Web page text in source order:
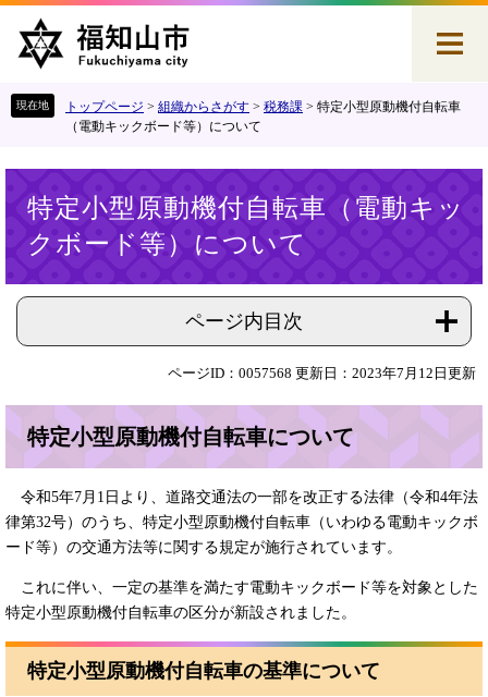
す
し
トップページ > 組織からさがす > 税務課 > 特定小型原動機付自転車
（電動キックボード等）について
特定小型原動機付自転車（電動キッ
クボード等）について
ページ内目次
ページID：0057568 更新日：2023年7月12日更新
特定小型原動機付自転車について
令和5年7月1日より、道路交通法の一部を改正する法律（令和4年法
律第32号）のうち、特定小型原動機付自転車（いわゆる電動キックボ
ード等）の交通方法等に関する規定が施行されています。
これに伴い、一定の基準を満たす電動キックボード等を対象とした
特定小型原動機付自転車の区分が新設されました。
特定小型原動機付自転車の基準について